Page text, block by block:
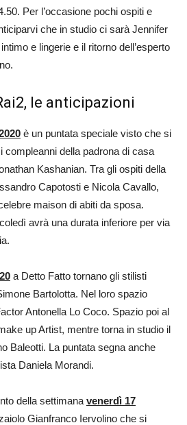
Per l’occasione pochi ospiti e
che in studio ci sarà Jennifer
e lingerie e il ritorno dell’esperto
le anticipazioni
è un puntata speciale visto che si
compleanni della padrona di casa
Kashanian. Tra gli ospiti della
Capotosti e Nicola Cavallo,
maison di abiti da sposa.
avrà una durata inferiore per via
a Detto Fatto tornano gli stilisti
Bartolotta. Nel loro spazio
Antonella Lo Coco. Spazio poi al
up Artist, mentre torna in studio il
Baleotti. La puntata segna anche
Daniela Morandi.
della settimana venerdì 17
Gianfranco Iervolino che si